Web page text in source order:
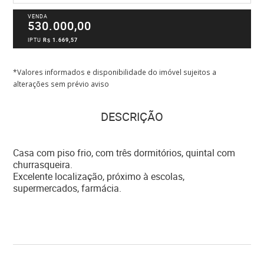
VENDA
530.000,00
IPTUR$ 1.669,57
*Valores informados e disponibilidade do imóvel sujeitos a
alterações sem prévio aviso
DESCRIÇÃO
Casa com piso frio, com três dormitórios, quintal com
churrasqueira.
Excelente localização, próximo à escolas,
supermercados, farmácia.